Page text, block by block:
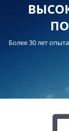
Более 30 лет